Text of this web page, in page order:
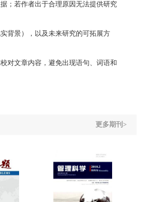
；若作者出于合理原因无法提供研究
背景），以及未来研究的可拓展方
对文章内容，避免出现语句、词语和
更多期刊>